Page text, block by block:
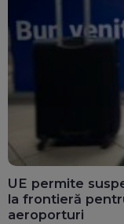
UE permite
la frontieră
aeroporturi